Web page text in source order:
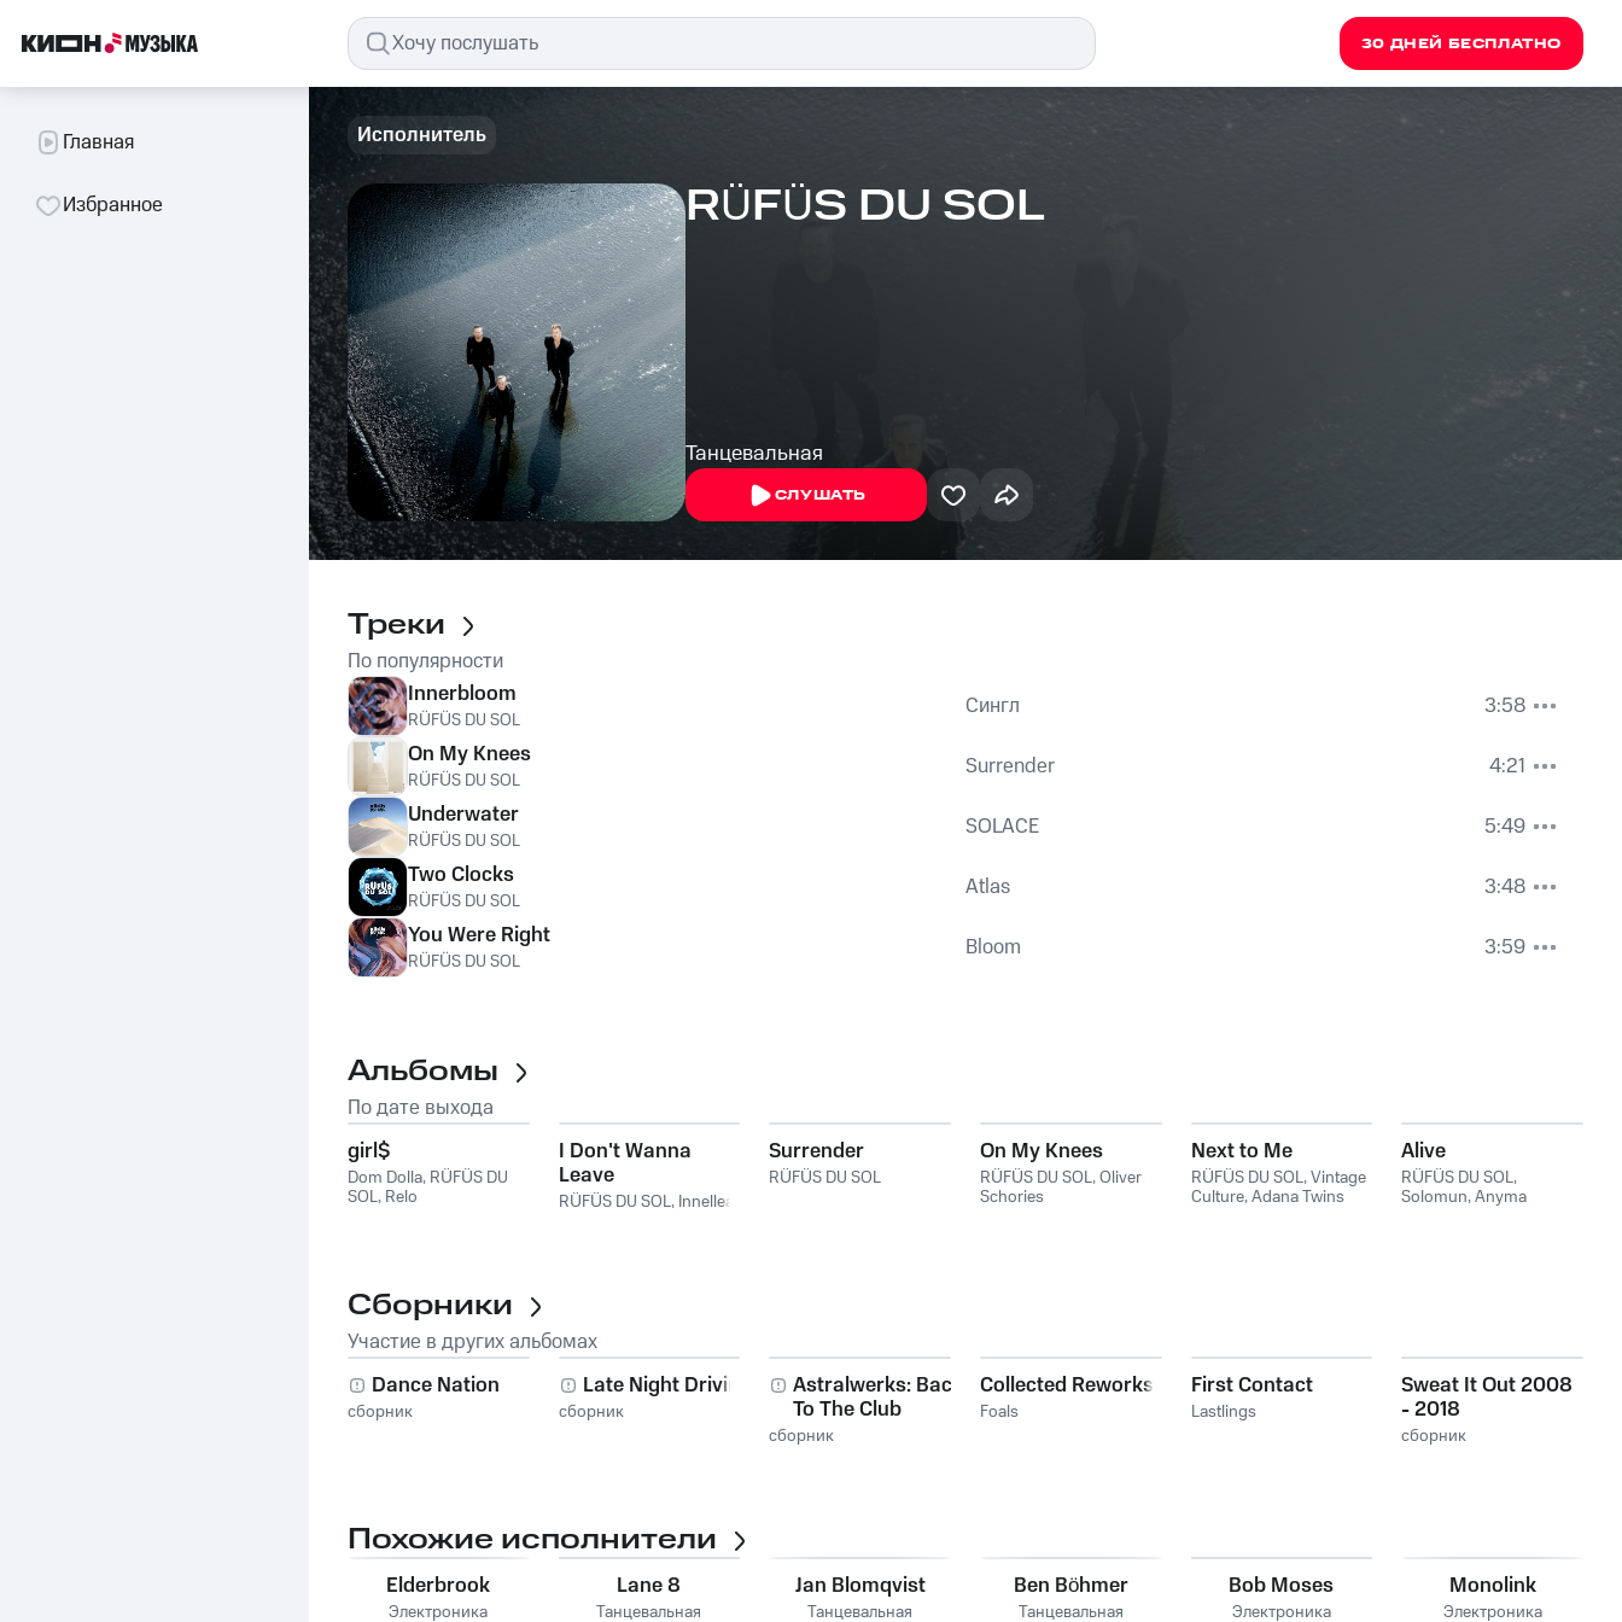
30 ДНЕЙ БЕСПЛАТНО
Главная
Избранное
Исполнитель
RÜFÜS DU SOL
Танцевальная
СЛУШАТЬ
Треки
По популярности
Innerbloom
RÜFÜS DU SOL Сингл
3:58
On My Knees
RÜFÜS DU SOL Surrender
4:21
Underwater
RÜFÜS DU SOL SOLACE
5:49
Two Clocks
RÜFÜS DU SOL Atlas
3:48
You Were Right
RÜFÜS DU SOL Bloom 3:59
Альбомы
По дате выхода
girl$
Dom Dolla, RÜFÜS DU
SOL, Relo
I Don't Wanna
Leave
RÜFÜS DU SOL, Innellea
Surrender
RÜFÜS DU SOL
On My Knees
RÜFÜS DU SOL,Oliver
Schories
Next to Me
RÜFÜS DU SOL,Vintage
Culture,Adana Twins
Alive
RÜFÜS DU SOL,
Solomun,Anyma
Сборники
Участие в других альбомах
Dance Nation
сборник
Late Night Driving
сборник
Astralwerks: Back
To The Club
сборник
Collected Reworks
Foals
First Contact
Lastlings
Sweat It Out 2008
- 2018
сборник
Похожие исполнители
Elderbrook
Электроника
Lane 8
Танцевальная
Jan Blomqvist
Танцевальная
Ben Böhmer
Танцевальная
Bob Moses
Электроника
Monolink
Электроника